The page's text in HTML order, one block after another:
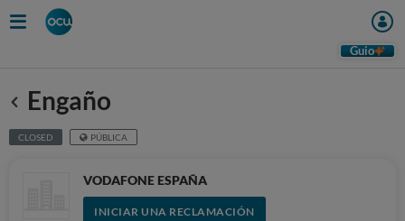
Guio
Anterior
Engaño
CLOSED PÚBLICA
VODAFONE ESPAÑA
INICIAR UNA RECLAMACIÓN